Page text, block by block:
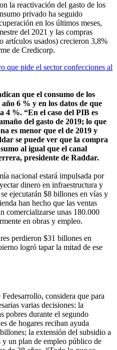
la reactivación del gasto de los
privado ha seguido
en los últimos meses,
del 2021 y las compras
artículos usados) crecieron 3,8%
de Credicorp.
que pide el sector confecciones al
que el consumo de los
6 % y en los datos de que
4 %. “En el caso del PIB es
del gasto de 2019; lo que
es menor que el de 2019 y
se puede ver que la compra
al igual que el canal
presidente de Raddar.
nacional estará impulsada por
dinero en infraestructura y
ejecutarán $8 billones en vías y
han hecho que las ventas
comercializarse unas 180.000
en obras y empleo.
perdieron $31 billones en
logró tapar la mitad de ese
considera que para
varias decisiones: la
pobres durante el segundo
de hogares reciban ayuda
la extensión del subsidio a
un plan de empleo público de